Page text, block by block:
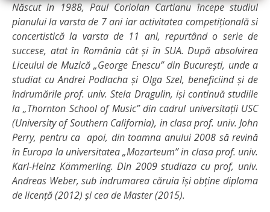
Născut in 1988, Paul Coriolan Cartianu începe studiul
pianului la varsta de 7 ani iar activitatea competițională si
concertistică la varsta de 11 ani, repurtând o serie de
succese, atat în România cât și în SUA. După absolvirea
Liceului de Muzică „George Enescu” din București, unde a
studiat cu Andrei Podlacha și Olga Szel, beneficiind și de
îndrumările prof. univ. Stela Dragulin, iși continuă studiile
la „Thornton School of Music” din cadrul universitații USC
(University of Southern California), in clasa prof. univ. John
Perry, pentru ca apoi, din toamna anului 2008 să revină
în Europa la universitatea „Mozarteum” in clasa prof. univ.
Karl-Heinz Kämmerling. Din 2009 studiaza cu prof, univ.
Andreas Weber, sub indrumarea căruia își obține diploma
de licență (2012) și cea de Master (2015).